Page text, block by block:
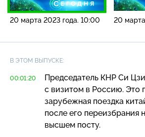
20 марта 2023 года. 10:00 20
В ЭТОМ ВЫПУСКЕ:
00:01:20
Председатель КНР Си
с визитом в Россию. Это
зарубежная поездка
после его переизбрания
высшем посту.